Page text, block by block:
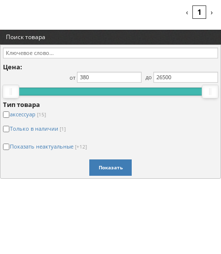
‹ 1 ›
Поиск товара
Цена:
от до
Тип товара
аксессуар [15]
Только в наличии [1]
Показать неактуальные [+12]
Показать